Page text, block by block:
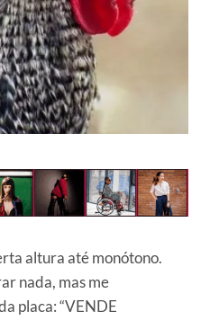
altura até monótono.
nada, mas me
placa: “VENDE